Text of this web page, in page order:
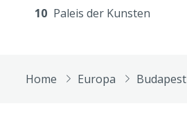
10 Paleis der Kunsten
Home Europa Budapest